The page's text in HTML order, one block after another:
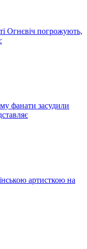
Огнєвіч погрожують,
фанати засудили
артисткою на